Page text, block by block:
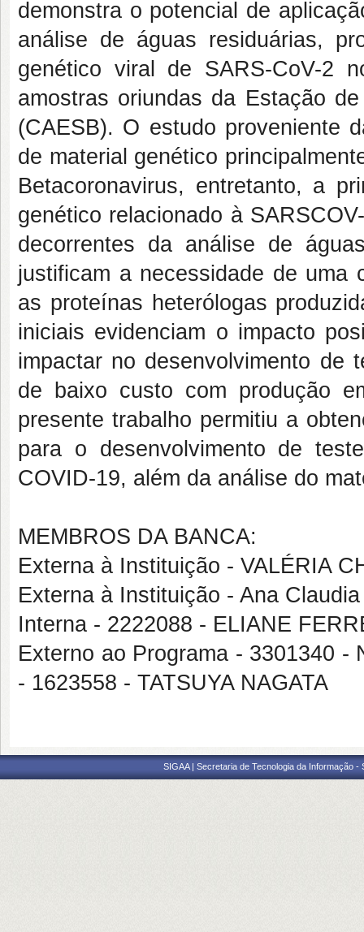
demonstra o potencial de
análise de águas residuárias,
genético viral de SARS-CoV-2
amostras oriundas da Estação
(CAESB). O estudo proveniente
de material genético
Betacoronavirus, entretanto, a
genético relacionado à
decorrentes da análise de
justificam a necessidade de uma
as proteínas heterólogas
iniciais evidenciam o impacto
impactar no desenvolvimento de
de baixo custo com produção
presente trabalho permitiu a
para o desenvolvimento de
COVID-19, além da análise do
MEMBROS DA BANCA:
Externa à Instituição - VALÉRIA
Externa à Instituição - Ana
Interna - 2222088 - ELIANE
Externo ao Programa - 3301340 -
- 1623558 - TATSUYA NAGATA
SIGAA | Secretaria de Tecnologia da Informação